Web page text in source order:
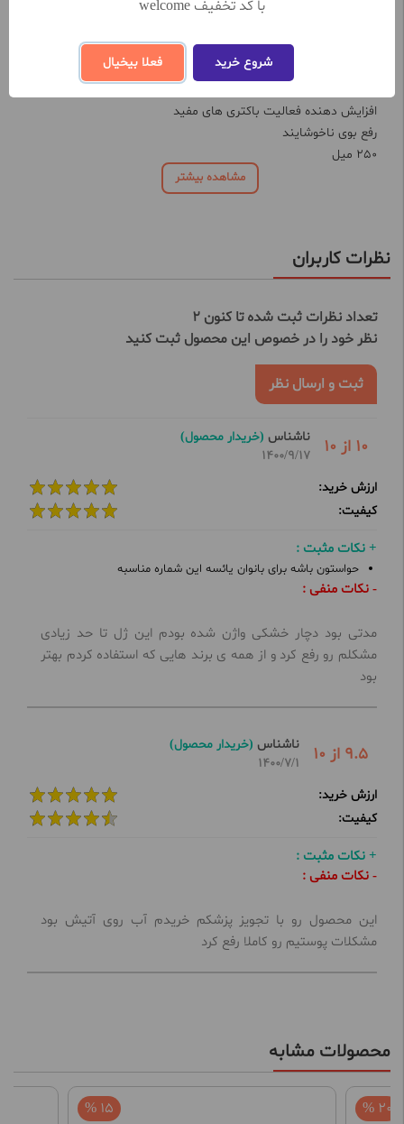
مخصوص خانم های یائسه
تسکین دهنده خارش و سوزش و التهاب
افزایش دهنده فعالیت باکتری های مفید
رفع بوی ناخوشایند
250 میل
مشاهده بیشتر
نظرات کاربران
تعداد نظرات ثبت شده تا کنون 2
نظر خود را در خصوص این محصول ثبت کنید
ثبت و ارسال نظر
10 از 10 ناشناس (خریدار محصول)
1400/9/17
ارزش خرید:
کیفیت:
+ نکات مثبت :
حواستون باشه برای بانوان یائسه این شماره مناسبه
- نکات منفی :
مدتی بود دچار خشکی واژن شده بودم این ژل تا حد زیادی
مشکلم رو رفع کرد و از همه ی برند هایی که استفاده کردم بهتر
بود
9.5 از 10 ناشناس (خریدار محصول)
1400/7/1
ارزش خرید:
کیفیت:
+ نکات مثبت :
- نکات منفی :
این محصول رو با تجویز پزشکم خریدم آب روی آتیش بود
مشکلات پوستیم رو کاملا رفع کرد
محصولات مشابه
15 % 20 %
با کد تخفیف welcome
شروع خرید فعلا بیخیال